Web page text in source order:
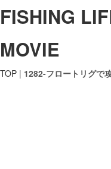
FISHING
MOVIE
TOP | 1282-フロートリグで